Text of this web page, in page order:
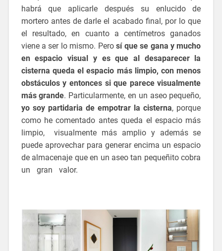
habrá que aplicarle después su enlucido de
mortero antes de darle el acabado final, por lo que
el resultado, en cuanto a centímetros ganados
viene a ser lo mismo. Perosí que se gana y mucho
en espacio visual y es que al desaparecer la
cisterna queda el espacio más limpio, con menos
obstáculos y entonces si que parece visualmente
más grande. Particularmente, en un aseo pequeño,
yo soy partidaria de empotrar la cisterna, porque
como he comentado antes queda el espacio más
limpio, visualmente más amplio y además se
puede aprovechar para generar encima un espacio
de almacenaje que en un aseo tan pequeñito cobra
un gran valor.